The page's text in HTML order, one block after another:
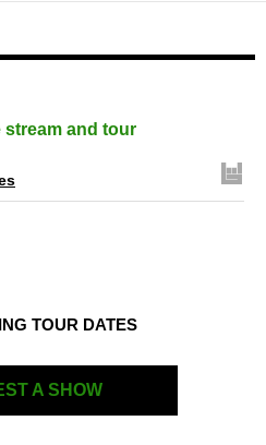
and tour
TOUR DATES
A SHOW